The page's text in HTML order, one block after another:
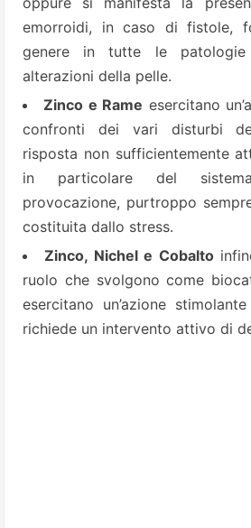
emorroidi, in caso di fistole,
genere in tutte le patologie
alterazioni della pelle.
Zinco e Rame esercitano
confronti dei vari disturbi
risposta non sufficientemente
in particolare del
provocazione, purtroppo
costituita dallo stress.
Zinco, Nichel e Cobalto
ruolo che svolgono come
esercitano un’azione
richiede un intervento attivo di